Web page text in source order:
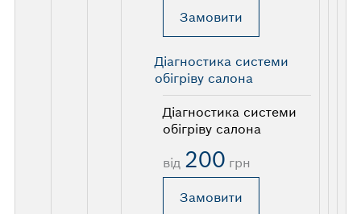
Замовити
Діагностика системи
обігріву салона
Діагностика системи
обігріву салона
від 200 грн
Замовити